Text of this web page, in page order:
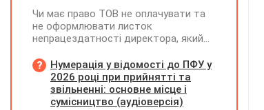
Чи має право ТОВ не оплачувати та
не оформлювати листок
непрацездатності директора, який
збереження заробітної плати під час
призупинення діяльності
підприємства?
Нумерація у відомості до ПФУ у
2026 році при прийнятті та
звільненні: основне місце і
сумісництво (аудіоверсія)